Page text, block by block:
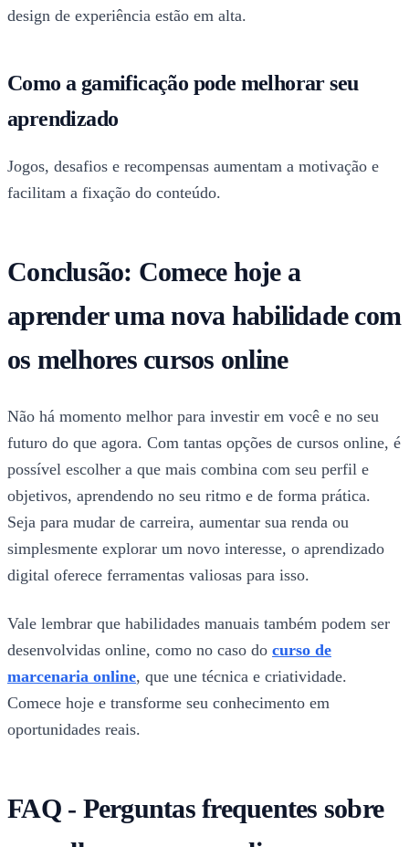
design de experiência estão em alta.
Como a gamificação pode melhorar seu
aprendizado
Jogos, desafios e recompensas aumentam a motivação e
facilitam a fixação do conteúdo.
Conclusão: Comece hoje a
aprender uma nova habilidade com
os melhores cursos online
Não há momento melhor para investir em você e no seu
futuro do que agora. Com tantas opções de cursos online, é
possível escolher a que mais combina com seu perfil e
objetivos, aprendendo no seu ritmo e de forma prática.
Seja para mudar de carreira, aumentar sua renda ou
simplesmente explorar um novo interesse, o aprendizado
digital oferece ferramentas valiosas para isso.
Vale lembrar que habilidades manuais também podem ser
desenvolvidas online, como no caso do curso de
marcenaria online, que une técnica e criatividade.
Comece hoje e transforme seu conhecimento em
oportunidades reais.
FAQ - Perguntas frequentes sobre